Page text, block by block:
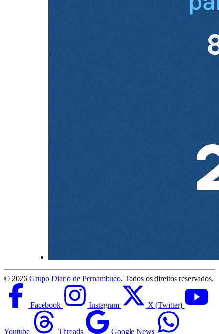
© 2026 Grupo Diario de Pernambuco. Todos os direitos reservados.
Facebook Instagram X (Twitter)
Youtube Threads Google News